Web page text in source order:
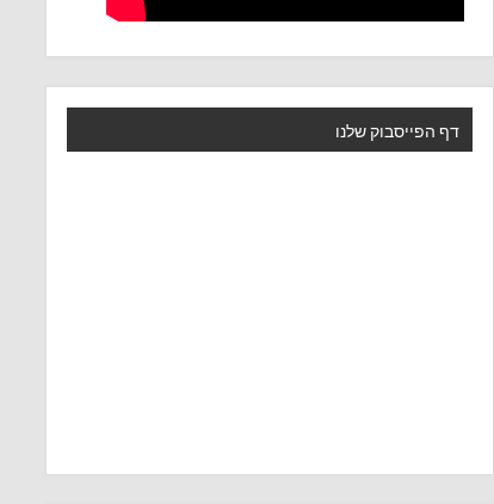
דף הפייסבוק שלנו